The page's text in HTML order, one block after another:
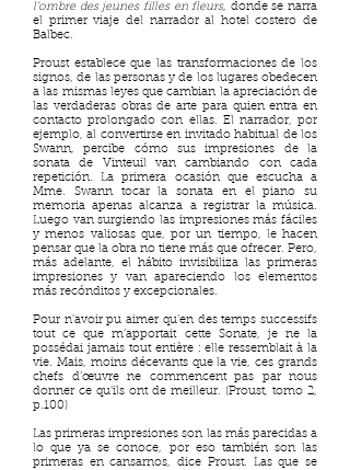
l’ombre des jeunes filles en fleurs, donde se narra
el primer viaje del narrador al hotel costero de
Balbec.
Proust establece que las transformaciones de los
signos, de las personas y de los lugares obedecen
a las mismas leyes que cambian la apreciación de
las verdaderas obras de arte para quien entra en
contacto prolongado con ellas. El narrador, por
ejemplo, al convertirse en invitado habitual de los
Swann, percibe cómo sus impresiones de la
sonata de Vinteuil van cambiando con cada
repetición. La primera ocasión que escucha a
Mme. Swann tocar la sonata en el piano su
memoria apenas alcanza a registrar la música.
Luego van surgiendo las impresiones más fáciles
y menos valiosas que, por un tiempo, le hacen
pensar que la obra no tiene más que ofrecer. Pero,
más adelante, el hábito invisibiliza las primeras
impresiones y van apareciendo los elementos
más recónditos y excepcionales.
Pour n’avoir pu aimer qu’en des temps successifs
tout ce que m’apportait cette Sonate, je ne la
possédai jamais tout entière : elle ressemblait à la
vie. Mais, moins décevants que la vie, ces grands
chefs d’œuvre ne commencent pas par nous
donner ce qu’ils ont de meilleur. (Proust, tomo 2,
p.100)
Las primeras impresiones son las más parecidas a
lo que ya se conoce, por eso también son las
primeras en cansarnos, dice Proust. Las que se